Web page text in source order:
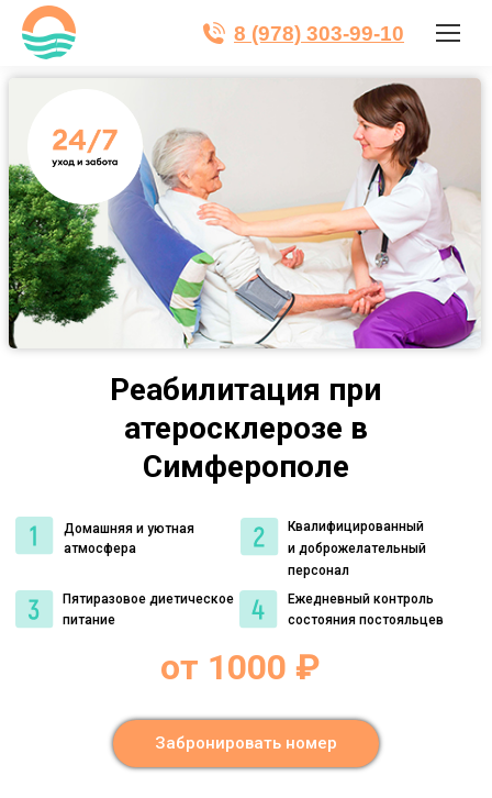
8 (978) 303-99-10
Реабилитация при
атеросклерозе в
Симферополе
Домашняя и уютная
атмосфера
Ежедневный контроль
состояния постояльцев
Квалифицированный
и доброжелательный
персонал
Пятиразовое диетическое
питание
Забронировать номер
от 1000 ₽